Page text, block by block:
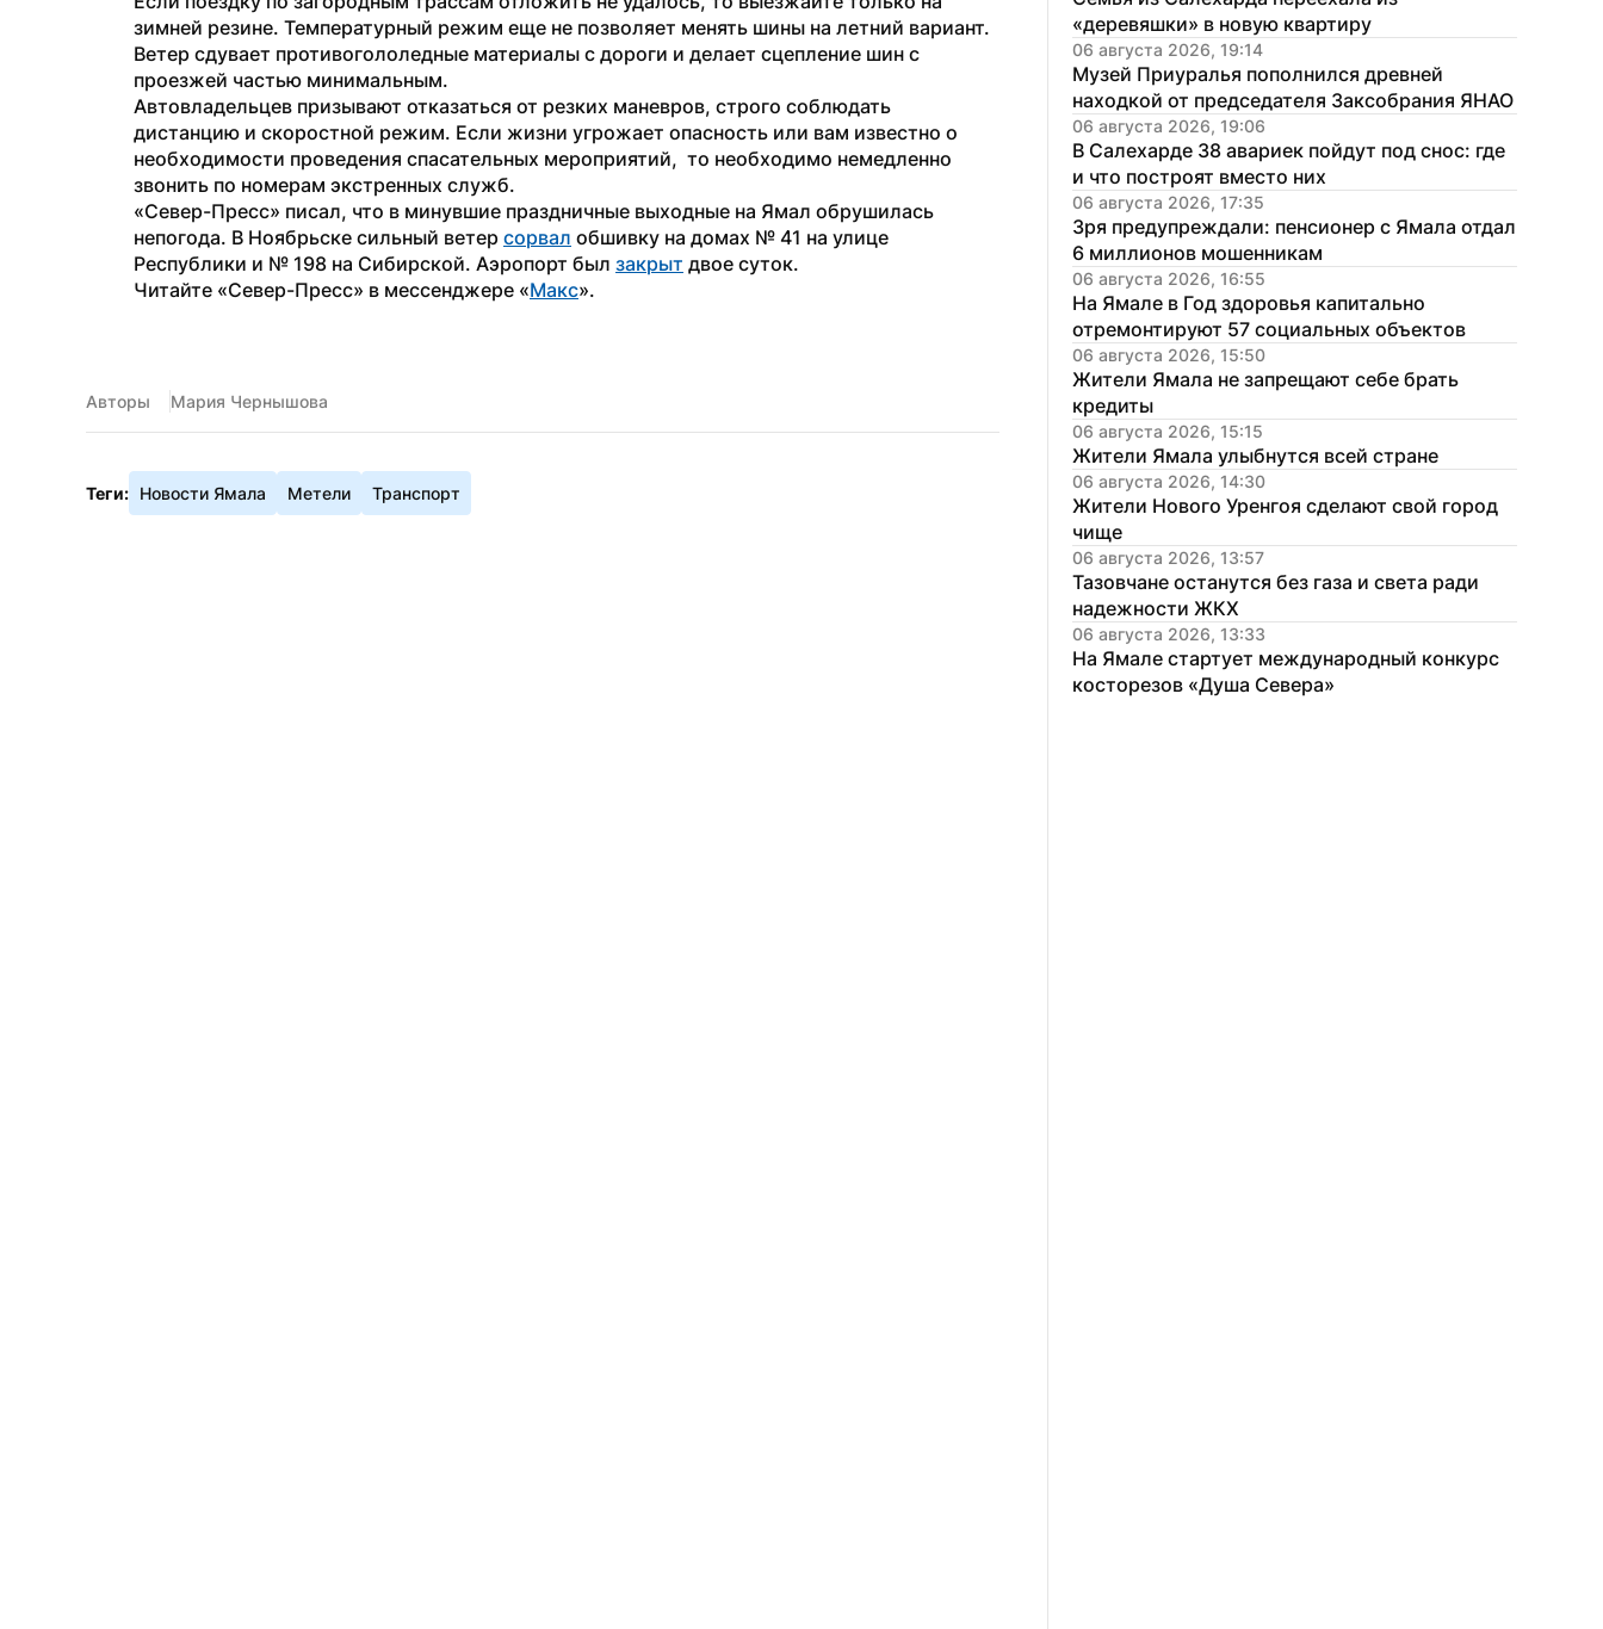
зимней резине. Температурный режим еще не позволяет менять шины на летний вариант.
Ветер сдувает противогололедные материалы с дороги и делает сцепление шин с
проезжей частью минимальным.
Автовладельцев призывают отказаться от резких маневров, строго соблюдать
дистанцию и скоростной режим. Если жизни угрожает опасность или вам известно о
необходимости проведения спасательных мероприятий,  то необходимо немедленно
звонить по номерам экстренных служб.
«Север-Пресс» писал, что в минувшие праздничные выходные на Ямал обрушилась
непогода. В Ноябрьске сильный ветер сорвал обшивку на домах № 41 на улице
Республики и № 198 на Сибирской. Аэропорт был закрыт двое суток.
Читайте «Север-Пресс» в мессенджере «Макс».
Авторы Мария Чернышова
Теги: Новости Ямала Метели Транспорт
«деревяшки» в новую квартиру
06 августа 2026, 19:14
Музей Приуралья пополнился древней
находкой от председателя Заксобрания ЯНАО
06 августа 2026, 19:06
В Салехарде 38 авариек пойдут под снос: где
и что построят вместо них
06 августа 2026, 17:35
Зря предупреждали: пенсионер с Ямала отдал
6 миллионов мошенникам
06 августа 2026, 16:55
На Ямале в Год здоровья капитально
отремонтируют 57 социальных объектов
06 августа 2026, 15:50
Жители Ямала не запрещают себе брать
кредиты
06 августа 2026, 15:15
Жители Ямала улыбнутся всей стране
06 августа 2026, 14:30
Жители Нового Уренгоя сделают свой город
чище
06 августа 2026, 13:57
Тазовчане останутся без газа и света ради
надежности ЖКХ
06 августа 2026, 13:33
На Ямале стартует международный конкурс
косторезов «Душа Севера»